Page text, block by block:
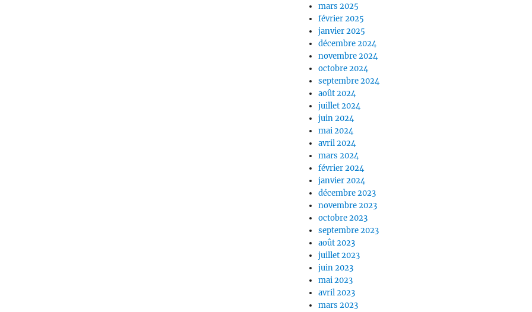
mars 2025
février 2025
janvier 2025
décembre 2024
novembre 2024
octobre 2024
septembre 2024
août 2024
juillet 2024
juin 2024
mai 2024
avril 2024
mars 2024
février 2024
janvier 2024
décembre 2023
novembre 2023
octobre 2023
septembre 2023
août 2023
juillet 2023
juin 2023
mai 2023
avril 2023
mars 2023